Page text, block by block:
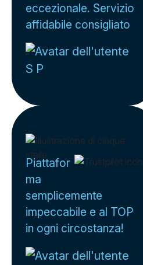
eccezionale. Servizio
affidabile consigliato
S P
Piattafor
ma
semplicemente
impeccabile e al TOP
in ogni circostanza!